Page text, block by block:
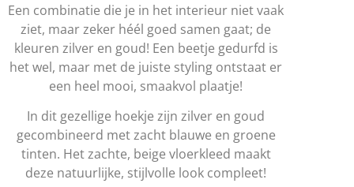
Een combinatie die je in het interieur niet vaak
ziet, maar zeker héél goed samen gaat; de
kleuren zilver en goud! Een beetje gedurfd is
het wel, maar met de juiste styling ontstaat er
een heel mooi, smaakvol plaatje!
In dit gezellige hoekje zijn zilver en goud
gecombineerd met zacht blauwe en groene
tinten. Het zachte, beige vloerkleed maakt
deze natuurlijke, stijlvolle look compleet!